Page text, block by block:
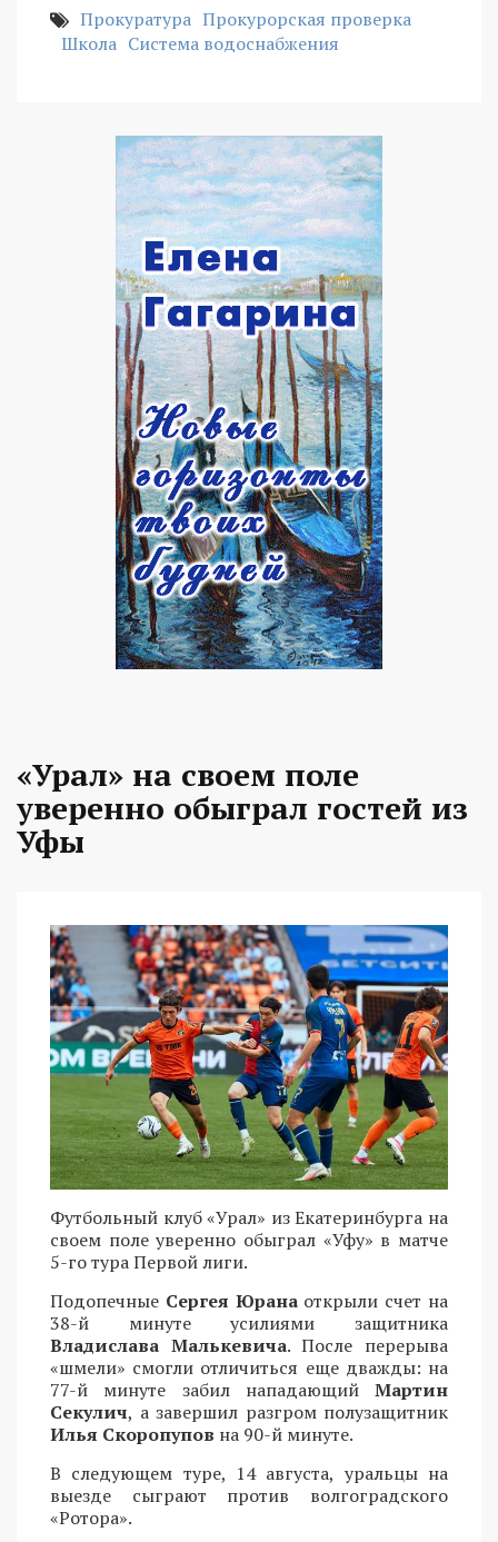
Прокуратура Прокурорская проверка
Школа Система водоснабжения
«Урал» на своем поле
уверенно обыграл гостей из
Уфы
Футбольный клуб «Урал» из Екатеринбурга на
своем поле уверенно обыграл «Уфу» в матче
5-го тура Первой лиги.
Подопечные Сергея Юрана открыли счет на
38-й минуте усилиями защитника
Владислава Малькевича. После перерыва
«шмели» смогли отличиться еще дважды: на
77-й минуте забил нападающий Мартин
Секулич, а завершил разгром полузащитник
Илья Скоропупов на 90-й минуте.
В следующем туре, 14 августа, уральцы на
выезде сыграют против волгоградского
«Ротора».